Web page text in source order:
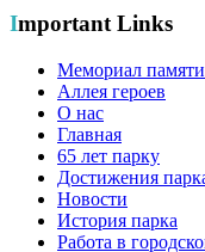
Important Links
Мемориал
Аллея героев
О нас
Главная
65 лет парку
Достижения
Новости
История парка
Работа в